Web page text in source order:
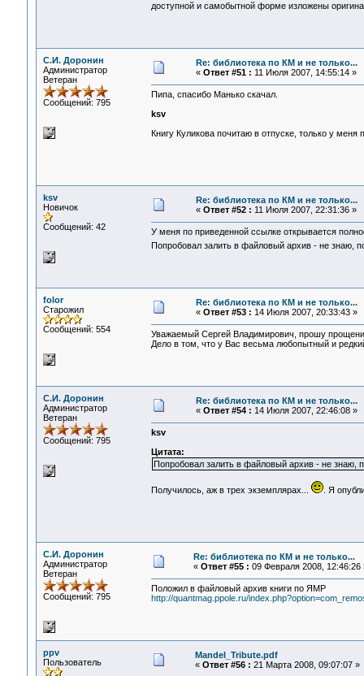
доступной и самобытной форме изложены
С.И. Доронин
Администратор
Ветеран
Сообщений: 795
Re: библиотека по КМ и не только...
« Ответ #51 : 11 Июля 2007, 14:55:14 »
Пипа, спасибо Манько скачал.
ksv
Книгу Куликова почитаю в отпуске, только у
ksv
Новичок
Сообщений: 42
Re: библиотека по КМ и не только...
« Ответ #52 : 11 Июля 2007, 22:31:36 »
У меня по приведенной ссылке открывается
Попробовал залить в файловый архив - не знаю,
folor
Старожил
Сообщений: 554
Re: библиотека по КМ и не только...
« Ответ #53 : 14 Июля 2007, 20:33:43 »
Уважаемый Сергей Владимирович, прошу
Дело в том, что у Вас весьма любопытный и
С.И. Доронин
Администратор
Ветеран
Сообщений: 795
Re: библиотека по КМ и не только...
« Ответ #54 : 14 Июля 2007, 22:46:08 »
ksv
Цитата:
Попробовал залить в файловый архив - не знаю,
Получилось, аж в трех экземплярах... . Я
С.И. Доронин
Администратор
Ветеран
Сообщений: 795
Re: библиотека по КМ и не только...
« Ответ #55 : 09 Февраля 2008, 12:46:26
Положил в файловый архив книги по ЯМР
http://quantmag.ppole.ru/
ppv
Пользователь
Mandel_Tribute.pdf
« Ответ #56 : 21 Марта 2008, 09:07:07 »